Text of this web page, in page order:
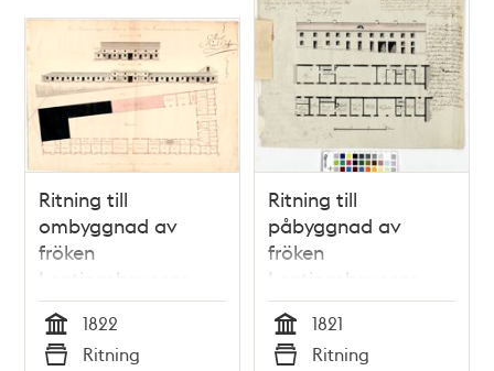
Ritning till
ombyggnad av
fröken
Lantingshausens
uthus på
Blasieholmen 1822
Tid
1822
Ritning
Ritning till
påbyggnad av
fröken
Lantingshausens
hus på Blasieholmen
1821
Tid
1821
Ritning